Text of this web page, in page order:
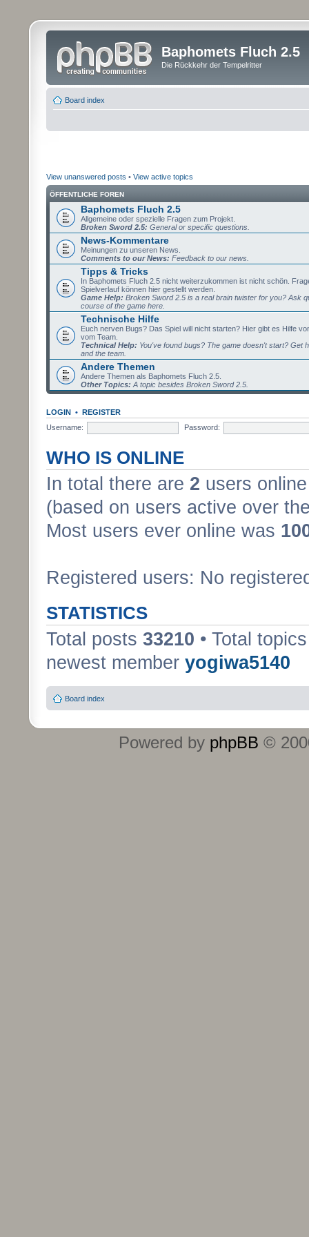
Baphomets Fluch 2.5
Die Rückkehr der Tempelritter
Board index
View unanswered posts • View active topics
ÖFFENTLICHE FOREN
Baphomets Fluch 2.5
Allgemeine oder spezielle Fragen zum Projekt.
Broken Sword 2.5: General or specific questions.
News-Kommentare
Meinungen zu unseren News.
Comments to our News: Feedback to our news.
Tipps & Tricks
In Baphomets Fluch 2.5 nicht weiterzukommen ist nicht schön.
Spielverlauf können hier gestellt werden.
Game Help: Broken Sword 2.5 is a real brain twister for you? Ask
course of the game here.
Technische Hilfe
Euch nerven Bugs? Das Spiel will nicht starten? Hier gibt es Hilfe
vom Team.
Technical Help: You've found bugs? The game doesn't start? Get
and the team.
Andere Themen
Andere Themen als Baphomets Fluch 2.5.
Other Topics: A topic besides Broken Sword 2.5.
LOGIN • REGISTER
Username:
Password:
WHO IS ONLINE
In total there are 2 users
(based on users active over
Most users ever online was
Registered users: No
STATISTICS
Total posts 33210 • Total
newest member yogiwa5140
Board index
Powered by phpBB ©